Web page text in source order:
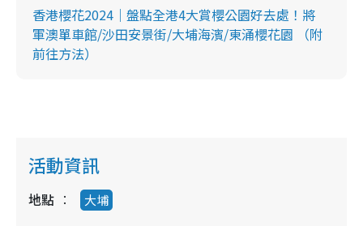
香港櫻花2024｜盤點全港4大賞櫻公園好去處！將
軍澳單車館/沙田安景街/大埔海濱/東涌櫻花園 （附
前往方法）
活動資訊
地點 大埔